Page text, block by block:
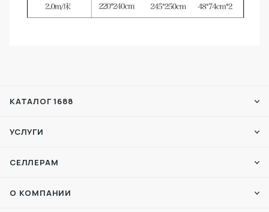
КАТАЛОГ 1688
УСЛУГИ
СЕЛЛЕРАМ
О КОМПАНИИ